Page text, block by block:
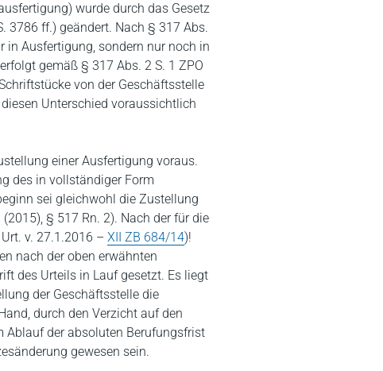
wurde durch das Gesetz
3786 ff.) geändert. Nach § 317 Abs.
in Ausfertigung, sondern nur noch in
gemäß § 317 Abs. 2 S. 1 ZPO
von der Geschäftsstelle
Unterschied voraussichtlich
einer Ausfertigung voraus.
des in vollständiger Form
sei gleichwohl die Zustellung
§ 517 Rn. 2). Nach der für die
v. 27.1.2016 – XII ZB 684/14)!
nach der oben erwähnten
des Urteils in Lauf gesetzt. Es liegt
der Geschäftsstelle die
durch den Verzicht auf den
Ablauf der absoluten Berufungsfrist
gewesen sein.